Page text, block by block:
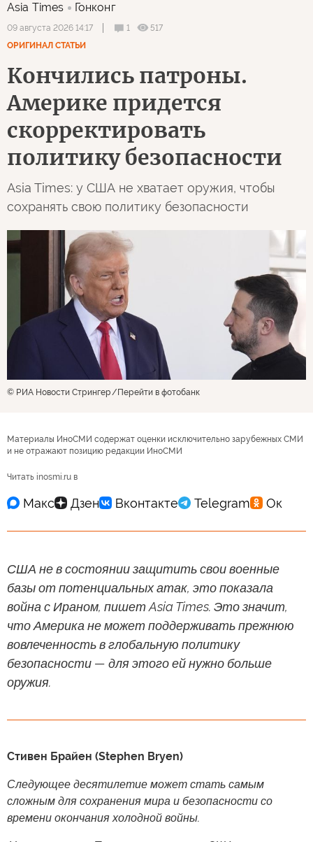
Asia Times Гонконг
09 августа 2026 14:17 1
517
ОРИГИНАЛ СТАТЬИ
Кончились патроны.
Америке придется
скорректировать
политику безопасности
Asia Times: у США не хватает оружия, чтобы
сохранять свою политику безопасности
© РИА Новости Стрингер Перейти в фотобанк
Материалы ИноСМИ содержат оценки исключительно зарубежных СМИ
и не отражают позицию редакции ИноСМИ
Читать inosmi.ru в
США не в состоянии защитить свои военные
базы от потенциальных атак, это показала
война с Ираном, пишет Asia Times. Это значит,
что Америка не может поддерживать прежнюю
вовлеченность в глобальную политику
безопасности — для этого ей нужно больше
оружия.
Стивен Брайен (Stephen Bryen)
Следующее десятилетие может стать самым
сложным для сохранения мира и безопасности со
времени окончания холодной войны.